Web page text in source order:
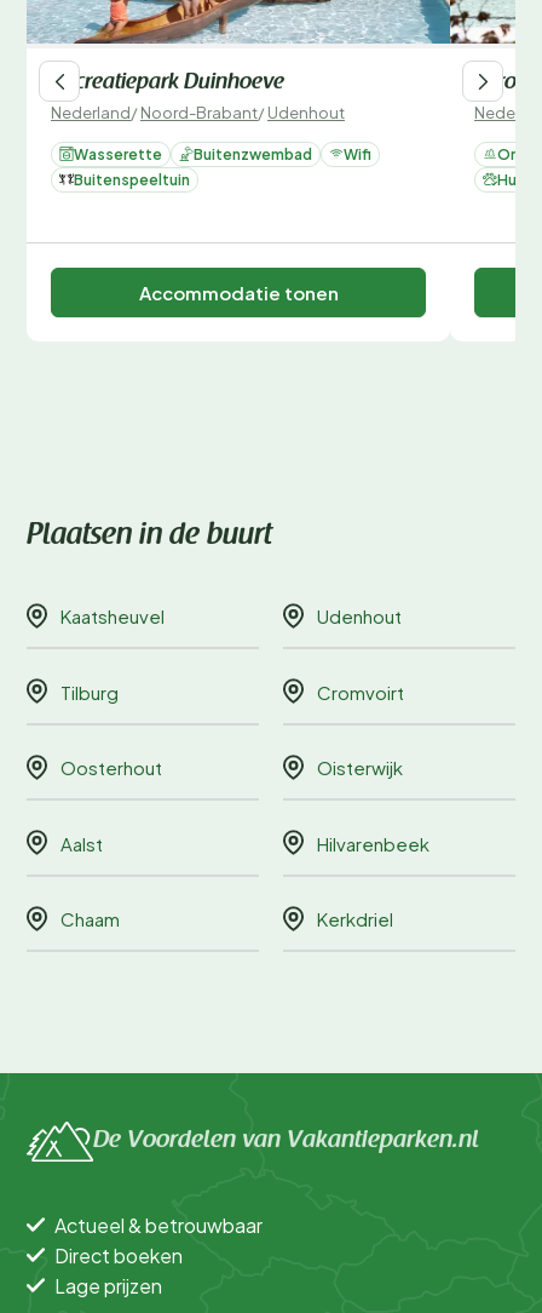
Recreatiepark Duinhoeve
Nederland/Noord-Brabant/Udenhout
Wasserette Buitenzwembad
Wifi
Buitenspeeltuin
Accommodatie tonen
Plaatsen in de buurt
Kaatsheuvel Udenhout
Tilburg Cromvoirt
Oosterhout Oisterwijk
Aalst Hilvarenbeek
Chaam Kerkdriel
De Voordelen van Vakantieparken.nl
Actueel & betrouwbaar
Direct boeken
Lage prijzen